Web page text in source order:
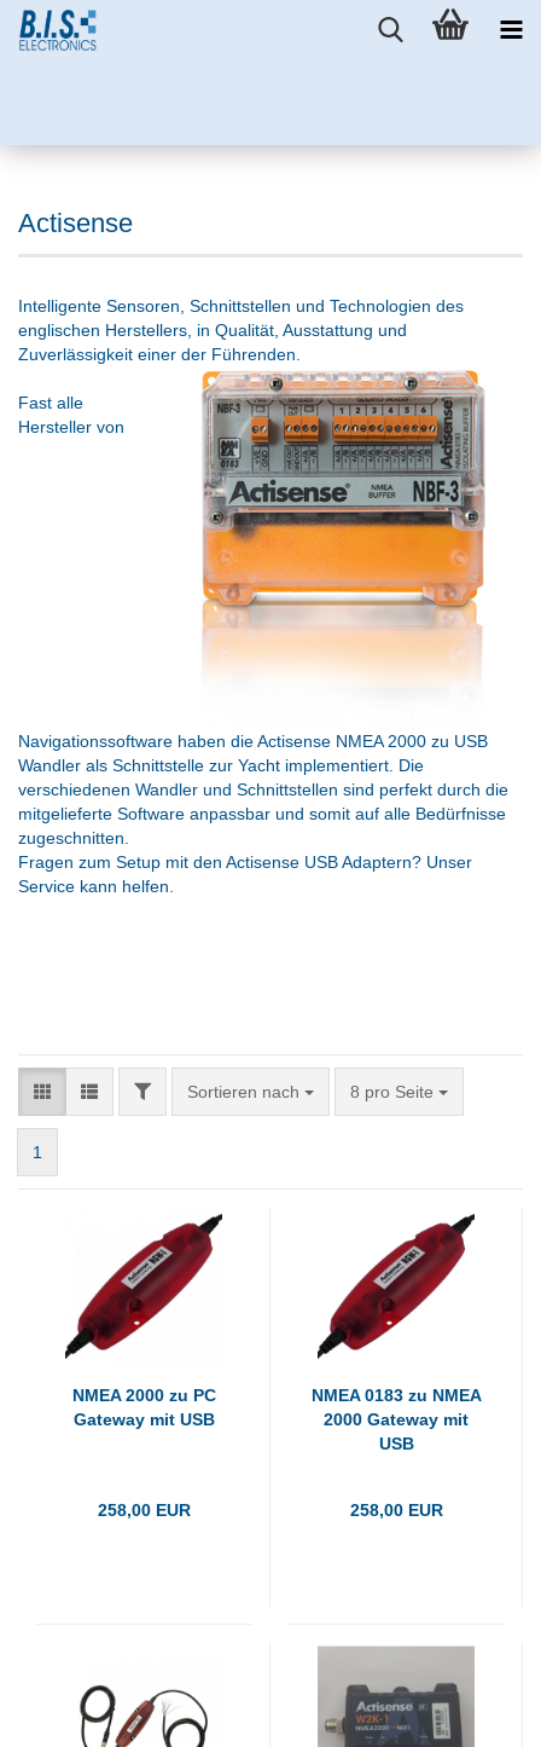
Actisense
Intelligente Sensoren, Schnittstellen und Technologien des
englischen Herstellers, in Qualität, Ausstattung und
Zuverlässigkeit einer der Führenden.
Fast alle
Hersteller von
Navigationssoftware haben die Actisense NMEA 2000 zu USB
Wandler als Schnittstelle zur Yacht implementiert. Die
verschiedenen Wandler und Schnittstellen sind perfekt durch die
mitgelieferte Software anpassbar und somit auf alle Bedürfnisse
zugeschnitten.
Fragen zum Setup mit den Actisense USB Adaptern? Unser
Service kann helfen.
FILTERSortieren nach
Sortieren nach 8 pro Seite
pro Seite
1
NMEA 2000 zu PC
Gateway mit USB
258,00 EUR
NMEA 0183 zu NMEA
2000 Gateway mit
USB
258,00 EUR